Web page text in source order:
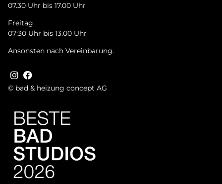
© bad & heizung concept AG
07.30 Uhr bis 17.00 Uhr
Freitag
07:30 Uhr bis 13.00 Uhr
Ansonsten nach Vereinbarung.